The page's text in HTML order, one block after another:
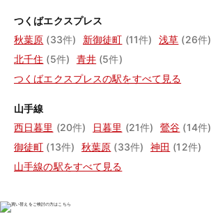
つくばエクスプレス
秋葉原 (33件) 新御徒町 (11件) 浅草 (26件)
北千住 (5件) 青井 (5件)
つくばエクスプレスの駅をすべて見る
山手線
西日暮里 (20件) 日暮里 (21件) 鶯谷 (14件)
御徒町 (13件) 秋葉原 (33件) 神田 (12件)
山手線の駅をすべて見る